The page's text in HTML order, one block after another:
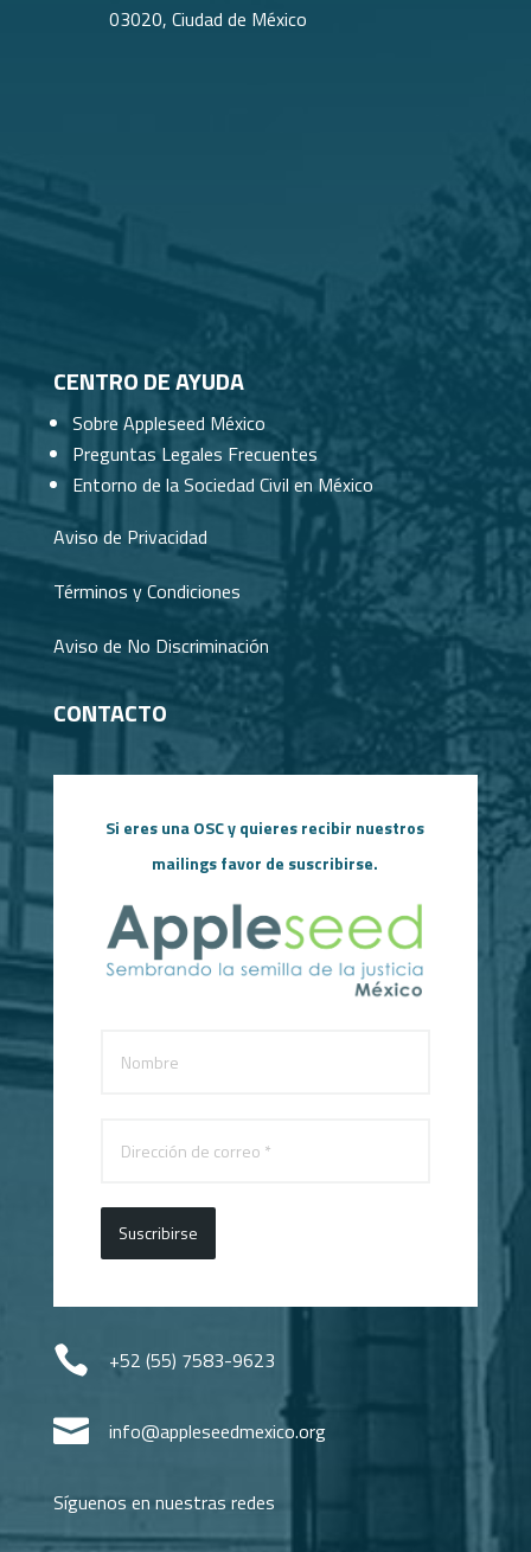
CENTRO DE AYUDA
Sobre Appleseed México
Preguntas Legales Frecuentes
Entorno de la Sociedad Civil en México
Aviso de Privacidad
Términos y Condiciones
Aviso de No Discriminación
03020, Ciudad de México
CONTACTO
Si eres una OSC y quieres recibir nuestros
mailings favor de suscribirse.
Suscribirse
 +52 (55) 7583-9623
 info@appleseedmexico.org
Síguenos en nuestras redes